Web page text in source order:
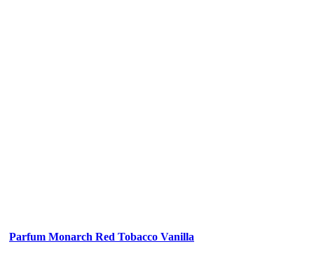
Parfum Monarch Red Tobacco Vanilla